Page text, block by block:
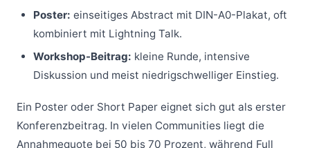
Poster: einseitiges Abstract mit DIN-A0-Plakat, oft
kombiniert mit Lightning Talk.
Workshop-Beitrag: kleine Runde, intensive
Diskussion und meist niedrigschwelliger Einstieg.
Ein Poster oder Short Paper eignet sich gut als erster
Konferenzbeitrag. In vielen Communities liegt die
Annahmequote bei 50 bis 70 Prozent, während Full